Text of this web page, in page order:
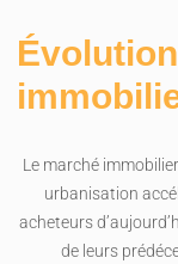
Le marché
urbanisation
acheteurs
de leurs